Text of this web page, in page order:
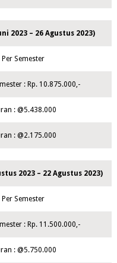
2023 – 26 Agustus 2023)
Per Semester
: Rp. 10.875.000,-
: @5.438.000
: @2.175.000
2023 – 22 Agustus 2023)
Per Semester
: Rp. 11.500.000,-
: @5.750.000